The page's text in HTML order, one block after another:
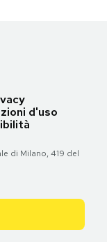
d'uso
di Milano, 419 del